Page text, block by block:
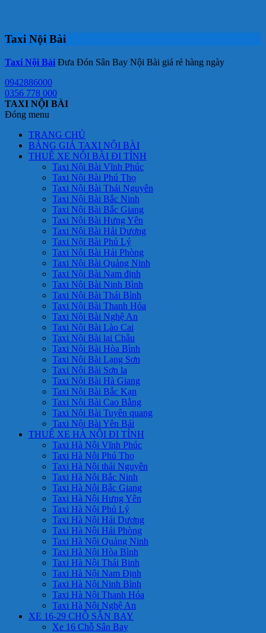
Taxi Nội Bài
Taxi Nội Bài Đưa Đón Sân Bay Nội Bài giá rẻ hàng ngày
0942886000
0356 778 000
TAXI NỘI BÀI
Đóng menu
TRANG CHỦ
BẢNG GIÁ TAXI NỘI BÀI
THUÊ XE NỘI BÀI ĐI TỈNH
Taxi Nội Bài Vĩnh Phúc
Taxi Nội Bài Phú Thọ
Taxi Nội Bài Thái Nguyên
Taxi Nội Bài Bắc Ninh
Taxi Nội Bài Bắc Giang
Taxi Nội Bài Hưng Yên
Taxi Nội Bài Hải Dương
Taxi Nội Bài Phủ Lý
Taxi Nội Bài Hải Phòng
Taxi Nội Bài Quảng Ninh
Taxi Nội Bài Nam định
Taxi Nội Bài Ninh Bình
Taxi Nội Bài Thái Bình
Taxi Nội Bài Thanh Hóa
Taxi Nội Bài Nghệ An
Taxi Nội Bài Lào Cai
Taxi Nội Bài lai Châu
Taxi Nội Bài Hòa Bình
Taxi Nội Bài Lạng Sơn
Taxi Nội Bài Sơn la
Taxi Nội Bài Hà Giang
Taxi Nội Bài Bắc Kạn
Taxi Nội Bài Cao Bằng
Taxi Nội Bài Tuyên quang
Taxi Nội Bài Yên Bái
THUÊ XE HÀ NỘI ĐI TỈNH
Taxi Hà Nội Vĩnh Phúc
Taxi Hà Nội Phú Thọ
Taxi Hà Nội thái Nguyên
Taxi Hà Nội Bắc Ninh
Taxi Hà Nội Bắc Giang
Taxi Hà Nội Hưng Yên
Taxi Hà Nội Phủ Lý
Taxi Hà Nội Hải Dương
Taxi Hà Nội Hải Phòng
Taxi Hà Nội Quảng Ninh
Taxi Hà Nội Hòa Bình
Taxi Hà Nội Thái Binh
Taxi Hà Nội Nam Định
Taxi Hà Nội Ninh Bình
Taxi Hà Nội Thanh Hóa
Taxi Hà Nội Nghệ An
XE 16-29 CHỖ SÂN BAY
Xe 16 Chỗ Sân Bay